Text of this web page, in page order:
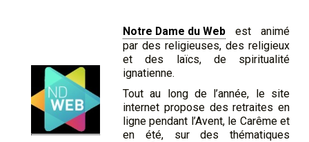
Notre Dame du Web est animé
par des religieuses, des religieux
et des laïcs, de spiritualité
ignatienne.
Tout au long de l’année, le site
internet propose des retraites en
ligne pendant l’Avent, le Carême et
en été, sur des thématiques